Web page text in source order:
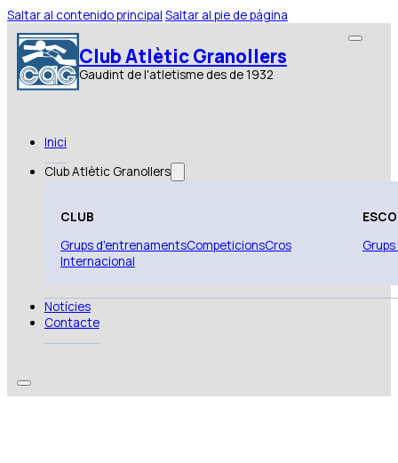
Saltar al contenido principal Saltar al pie de página
Club Atlètic Granollers
Gaudint de l'atletisme des de 1932
Inici
Club Atlètic Granollers
CLUB
Grups d'entrenamentsCompeticionsCros
Internacional
Notícies
Contacte